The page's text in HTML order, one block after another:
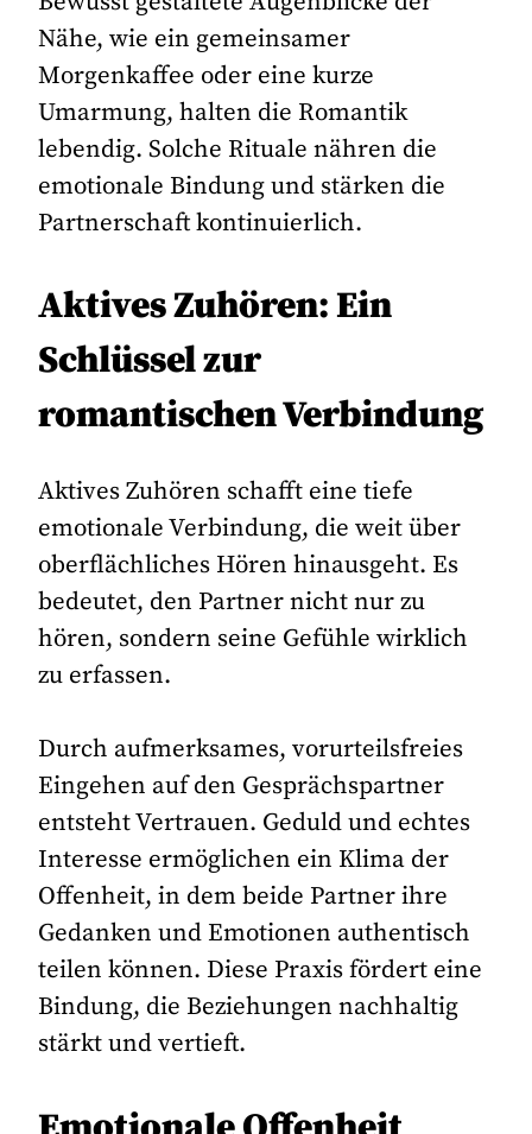
Nähe, wie ein gemeinsamer
Morgenkaffee oder eine kurze
Umarmung, halten die Romantik
lebendig. Solche Rituale nähren die
emotionale Bindung und stärken die
Partnerschaft kontinuierlich.
Aktives Zuhören: Ein
Schlüssel zur
romantischen Verbindung
Aktives Zuhören schafft eine tiefe
emotionale Verbindung, die weit über
oberflächliches Hören hinausgeht. Es
bedeutet, den Partner nicht nur zu
hören, sondern seine Gefühle wirklich
zu erfassen.
Durch aufmerksames, vorurteilsfreies
Eingehen auf den Gesprächspartner
entsteht Vertrauen. Geduld und echtes
Interesse ermöglichen ein Klima der
Offenheit, in dem beide Partner ihre
Gedanken und Emotionen authentisch
teilen können. Diese Praxis fördert eine
Bindung, die Beziehungen nachhaltig
stärkt und vertieft.